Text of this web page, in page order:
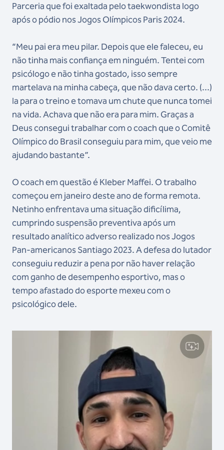
Parceria que foi exaltada pelo taekwondista logo
após o pódio nos Jogos Olímpicos Paris 2024.
“Meu pai era meu pilar. Depois que ele faleceu, eu
não tinha mais confiança em ninguém. Tentei com
psicólogo e não tinha gostado, isso sempre
martelava na minha cabeça, que não dava certo. (...)
Ia para o treino e tomava um chute que nunca tomei
na vida. Achava que não era para mim. Graças a
Deus consegui trabalhar com o coach que o Comitê
Olímpico do Brasil conseguiu para mim, que veio me
ajudando bastante”.
O coach em questão é Kleber Maffei. O trabalho
começou em janeiro deste ano de forma remota.
Netinho enfrentava uma situação dificílima,
cumprindo suspensão preventiva após um
resultado analítico adverso realizado nos Jogos
Pan-americanos Santiago 2023. A defesa do lutador
conseguiu reduzir a pena por não haver relação
com ganho de desempenho esportivo, mas o
tempo afastado do esporte mexeu com o
psicológico dele.